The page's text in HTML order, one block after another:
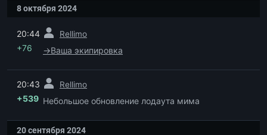
8 октября 2024
20:44 Rellimo
+76 →Ваша экипировка
20:43 Rellimo
+539 Небольшое обновление лодаута мима
20 сентября 2024